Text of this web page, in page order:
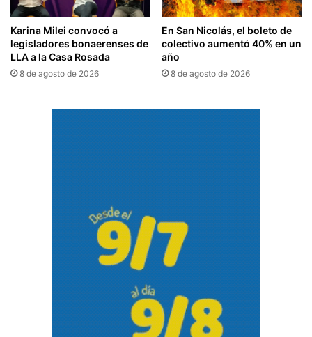
Karina Milei convocó a
legisladores bonaerenses de
LLA a la Casa Rosada
8 de agosto de 2026
En San Nicolás, el boleto de
colectivo aumentó 40% en un
año
8 de agosto de 2026